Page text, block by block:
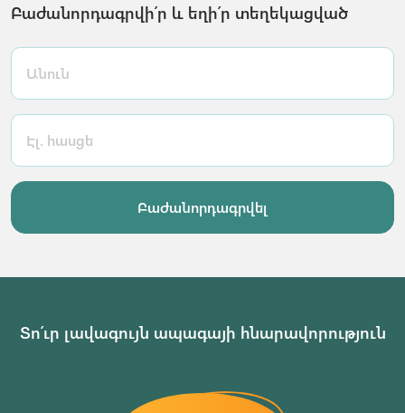
Բաժանորդագրվի՛ր և եղի՛ր տեղեկացված
Բաժանորդագրվել
Տո՛ւր լավագույն ապագայի հնարավորություն